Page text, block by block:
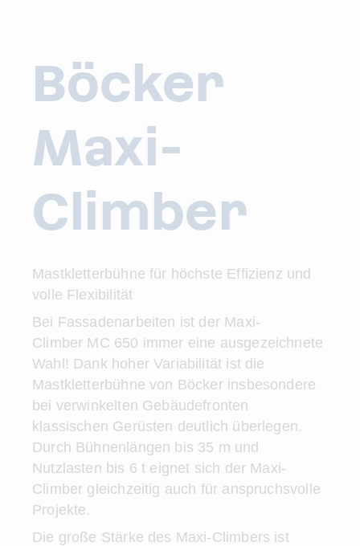
Böcker
Maxi-
Climber
Mastkletterbühne für höchste Effizienz und
volle Flexibilität
Bei Fassadenarbeiten ist der Maxi-
Climber MC 650 immer eine ausgezeichnete
Wahl! Dank hoher Variabilität ist die
Mastkletterbühne von Böcker insbesondere
bei verwinkelten Gebäudefronten
klassischen Gerüsten deutlich überlegen.
Durch Bühnenlängen bis 35 m und
Nutzlasten bis 6 t eignet sich der Maxi-
Climber gleichzeitig auch für anspruchsvolle
Projekte.
Die große Stärke des Maxi-Climbers ist